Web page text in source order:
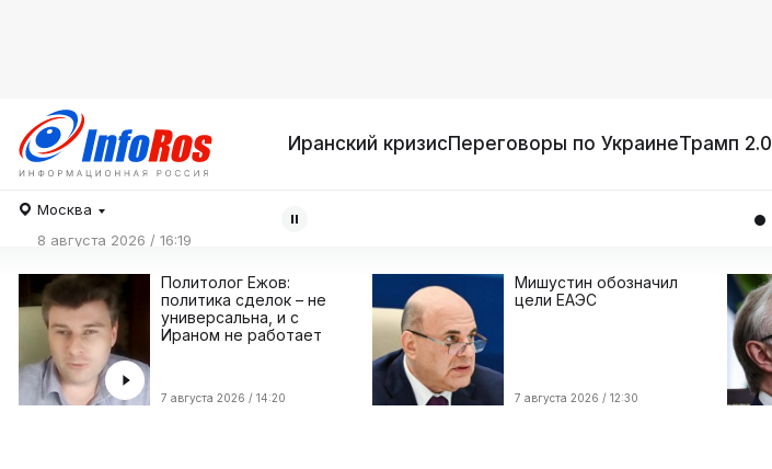
Иранский кризисПереговоры по УкраинеТрамп 2.0
Москва
8 августа 2026 / 16:19
КОТИРОВКИ
Политолог Ежов:
политика сделок – не
универсальна, и с
Ираном не работает
7 августа 2026 / 14:20
Мишустин обозначил
цели ЕАЭС
7 августа 2026 / 12:30